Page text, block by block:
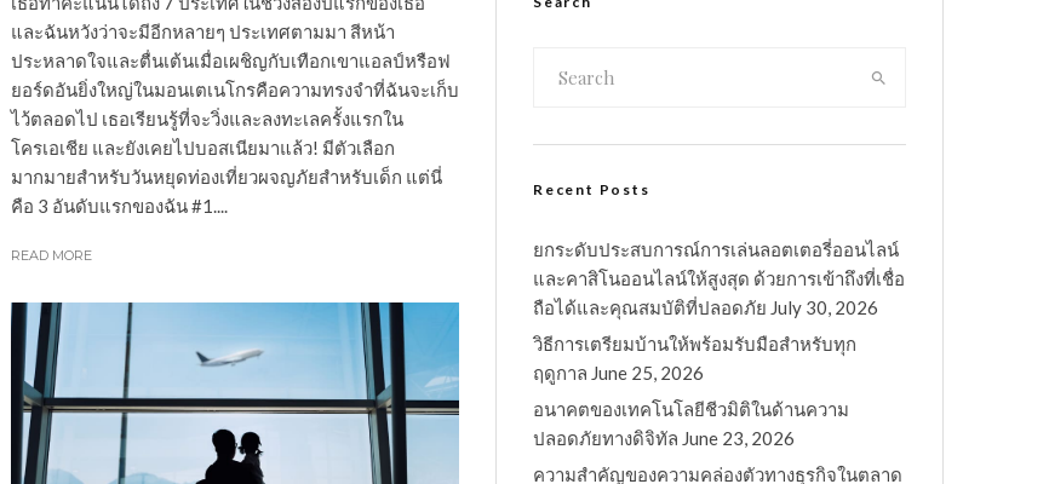
และฉันหวังว่าจะมีอีกหลายๆ ประเทศตามมา สีหน้า
ประหลาดใจและตื่นเต้นเมื่อเผชิญกับเทือกเขาแอลป์หรือฟ
ยอร์ดอันยิ่งใหญ่ในมอนเตเนโกรคือความทรงจำที่ฉันจะเก็บ
ไว้ตลอดไป เธอเรียนรู้ที่จะวิ่งและลงทะเลครั้งแรกใน
โครเอเชีย และยังเคยไปบอสเนียมาแล้ว! มีตัวเลือก
มากมายสำหรับวันหยุดท่องเที่ยวผจญภัยสำหรับเด็ก แต่นี่
คือ 3 อันดับแรกของฉัน #1....
READ MORE
Recent Posts
ยกระดับประสบการณ์การเล่นลอตเตอรี่ออนไลน์
และคาสิโนออนไลน์ให้สูงสุด ด้วยการเข้าถึงที่เชื่อ
ถือได้และคุณสมบัติที่ปลอดภัย July 30, 2026
วิธีการเตรียมบ้านให้พร้อมรับมือสำหรับทุก
ฤดูกาล June 25, 2026
อนาคตของเทคโนโลยีชีวมิติในด้านความ
ปลอดภัยทางดิจิทัล June 23, 2026
ความสำคัญของความคล่องตัวทางธุรกิจในตลาด